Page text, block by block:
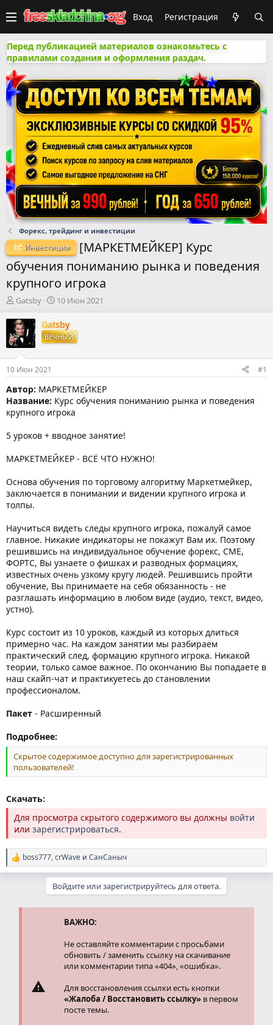
Вход Регистрация
Перед публикацией материалов ознакомьтесь с
правилами создания и оформления раздач.
Форекс, трейдинг и инвестиции
Инвестиции
[МАРКЕТМЕЙКЕР] Курс
обучения пониманию рынка и поведения
крупного игрока
А
т
о
р
т
е
м
ы
Gatsby
Д
т
а
н
а
л
а
10 Июн 2021
Gatsby
ВЕЧНЫЙ
10 Июн 2021 #1
Автор: МАРКЕТМЕЙКЕР
Название: Курс обучения пониманию рынка и поведения
крупного игрока
5 уроков + вводное занятие!
МАРКЕТМЕЙКЕР - ВСЁ ЧТО НУЖНО!
Основа обучения по торговому алгоритму Маркетмейкер,
заключается в понимании и видении крупного игрока и
толпы.
Научиться видеть следы крупного игрока, пожалуй самое
главное. Никакие индикаторы не покажут Вам их. Поэтому
решившись на индивидуальное обучение форекс, CME,
ФОРТС, Вы узнаете о фишках и разводных формациях,
известных очень узкому кругу людей. Решившись пройти
обучение, Вы принимаете на себя обязанность - не
разглашать информацию в любом виде (аудио, текст, видео,
устно).
Курс состоит из 10 уроков, каждый из которых длиться
примерно час. На каждом занятии мы разбираем
практический след, формацию крупного игрока. Никакой
теории, только самое важное. По окончанию Вы попадаете в
наш скайп-чат и практикуетесь до становлении
профессионалом.
Пакет - Расширенный
Подробнее:
Скрытое содержимое доступно для зарегистрированных
пользователей!
Скачать:
Для просмотра скрытого содержимого вы должны войти
или зарегистрироваться.
Р
е
boss777,crWave и СанСаныч
Войдите или зарегистрируйтесь для ответа.
ВАЖНО:
Не оставляйте комментарии с просьбами
обновить / заменить ссылку на скачивание
или комментарии типа «404», «ошибка».
Для восстановления ссылки есть кнопки
«Жалоба / Восстановить ссылку» в первом
посте темы.